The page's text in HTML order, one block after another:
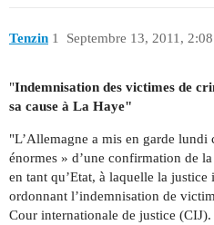
Tenzin Septembre 13, 2011, 2:08
1
"Indemnisation des victimes de
sa cause à La Haye"
"L’Allemagne a mis en garde lundi
énormes » d’une confirmation de
en tant qu’Etat, à laquelle la
ordonnant l’indemnisation de
Cour internationale de justice (CIJ).